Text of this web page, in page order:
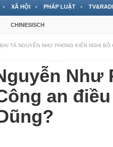
XÃ HỘI PHÁP LUẬT
CHINESISCH
TÁ NGUYỄN NHƯ PHONG KIẾN NGHỊ BỘ
Như
an